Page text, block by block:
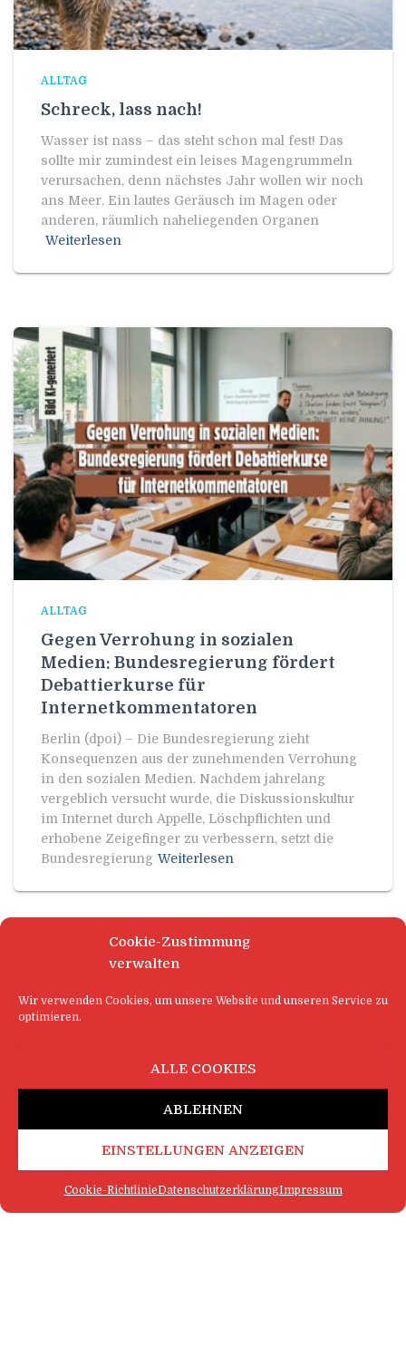
Cookie-Zustimmung
verwalten
Wir verwenden Cookies, um unsere Website und unseren Service zu
optimieren.
ALLE COOKIES
ABLEHNEN
EINSTELLUNGEN ANZEIGEN
Cookie-RichtlinieDatenschutzerklärungImpressum
ALLTAG
Schreck, lass nach!
Wasser ist nass – das steht schon mal fest! Das
sollte mir zumindest ein leises Magengrummeln
verursachen, denn nächstes Jahr wollen wir noch
ans Meer. Ein lautes Geräusch im Magen oder
anderen, räumlich naheliegenden Organen
Weiterlesen
ALLTAG
Gegen Verrohung in sozialen
Medien: Bundesregierung fördert
Debattierkurse für
Internetkommentatoren
Berlin (dpoi) – Die Bundesregierung zieht
Konsequenzen aus der zunehmenden Verrohung
in den sozialen Medien. Nachdem jahrelang
vergeblich versucht wurde, die Diskussionskultur
im Internet durch Appelle, Löschpflichten und
erhobene Zeigefinger zu verbessern, setzt die
Bundesregierung Weiterlesen